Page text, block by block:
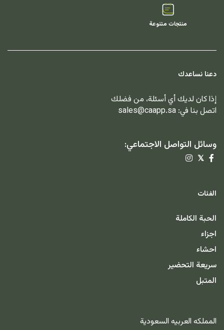
منتجات متنوعة
دعنا نساعدك
إذا كان لديك أي أسئلة، من فضلك
اتصل بنا في: sales@caapp.sa
وسائل التواصل الاجتماعي:
𝕏
الفئات
الحبة الكاملة
اجزاء
احشاء
سريعة التحضير
المتبل
المملكه العربيه السعودية